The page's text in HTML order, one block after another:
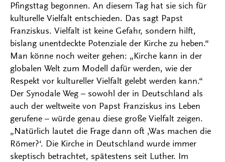
Pfingsttag begonnen. An diesem Tag hat sie sich für
kulturelle Vielfalt entschieden. Das sagt Papst
Franziskus. Vielfalt ist keine Gefahr, sondern hilft,
bislang unentdeckte Potenziale der Kirche zu heben.“
Man könne noch weiter gehen: „Kirche kann in der
globalen Welt zum Modell dafür werden, wie der
Respekt vor kultureller Vielfalt gelebt werden kann.“
Der Synodale Weg – sowohl der in Deutschland als
auch der weltweite von Papst Franziskus ins Leben
gerufene – würde genau diese große Vielfalt zeigen.
„Natürlich lautet die Frage dann oft ‚Was machen die
Römer?‘. Die Kirche in Deutschland wurde immer
skeptisch betrachtet, spätestens seit Luther. Im